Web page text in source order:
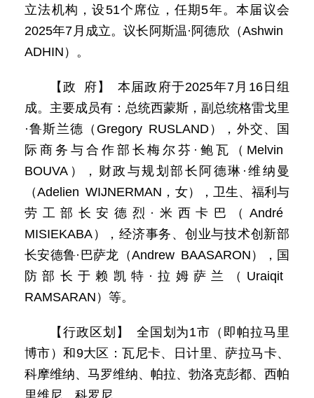
立法机构，设51个席位，任期5年。本届议会
2025年7月成立。议长阿斯温·阿德欣（Ashwin
ADHIN）。
【政 府】 本届政府于2025年7月16日组
成。主要成员有：总统西蒙斯，副总统格雷戈里
·鲁斯兰德（Gregory RUSLAND），外交、国
际商务与合作部长梅尔芬·鲍瓦（Melvin
BOUVA），财政与规划部长阿德琳·维纳曼
（Adelien WIJNERMAN，女），卫生、福利与
劳工部长安德烈·米西卡巴（André
MISIEKABA），经济事务、创业与技术创新部
长安德鲁·巴萨龙（Andrew BAASARON），国
防部长于赖凯特·拉姆萨兰（Uraiqit
RAMSARAN）等。
【行政区划】 全国划为1市（即帕拉马里
博市）和9大区：瓦尼卡、日计里、萨拉马卡、
科摩维纳、马罗维纳、帕拉、勃洛克彭都、西帕
里维尼、科罗尼。